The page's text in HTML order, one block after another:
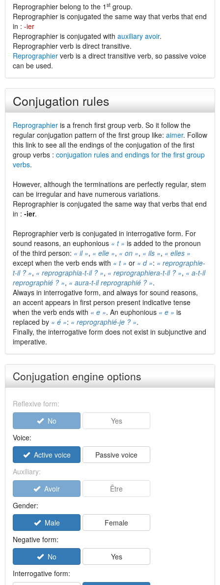
Reprographier belong to the 1 st group.
Reprographier is conjugated the same way that verbs that end
in : -ier
Reprographier is conjugated with auxiliary avoir.
Reprographier verb is direct transitive.
Reprographier verb is a direct transitive verb, so passive voice
can be used.
Conjugation rules
Reprographier is a french first group verb. So it follow the
regular conjugation pattern of the first group like: aimer. Follow
this link to see all the endings of the conjugation of the first
group verbs : conjugation rules and endings for the first group
verbs.
However, although the terminations are perfectly regular, stem
can be irregular and have numerous variations.
Reprographier is conjugated the same way that verbs that end
in : -ier.
Reprographier verb is conjugated in interrogative form. For
sound reasons, an euphonious « t » is added to the pronoun
of the third person: « il », « elle », « on », « ils », « elles »
except when the verb ends with « t » or « d »: « reprographie-
t-il ? », « reprographia-t-il ? », « reprographiera-t-il ? », « a-t-il
reprographié ? », « aura-t-il reprographié ? ».
Always in interrogative form, and always for sound reasons,
an accent appears in first person present indicative tense
when the verb ends with « e ». An euphonious « e » is
replaced by « é »: « reprographié-je ? ».
Finally, the interrogative form does not exist in subjunctive and
imperative.
Conjugation engine options
Reflexive form:
No
Yes
Voice:
Active voice
Passive voice
Auxiliary:
Avoir
Être
Gender:
Male
Female
Negative form:
No
Yes
Interrogative form: